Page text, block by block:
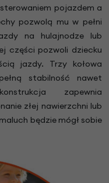
pojazdem a
pozwolą mu w pełni
na hulajnodze lub
części pozwoli dziecku
jazdy. Trzy kołowa
stabilność nawet
zapewnia
złej nawierzchni lub
będzie mógł sobie